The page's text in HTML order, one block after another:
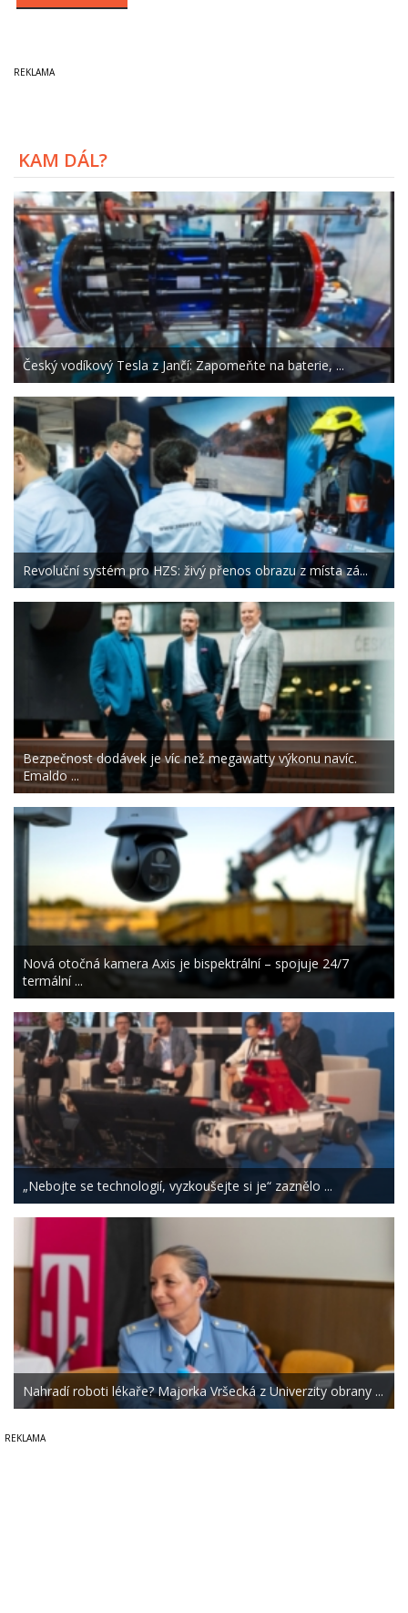
KAM DÁL?
Český vodíkový Tesla z Jančí: Zapomeňte na baterie, ...
Revoluční systém pro HZS: živý přenos obrazu z místa zá...
Bezpečnost dodávek je víc než megawatty výkonu navíc.
Emaldo ...
Nová otočná kamera Axis je bispektrální – spojuje 24/7
termální ...
„Nebojte se technologií, vyzkoušejte si je“ zaznělo ...
Nahradí roboti lékaře? Majorka Vršecká z Univerzity obrany ...